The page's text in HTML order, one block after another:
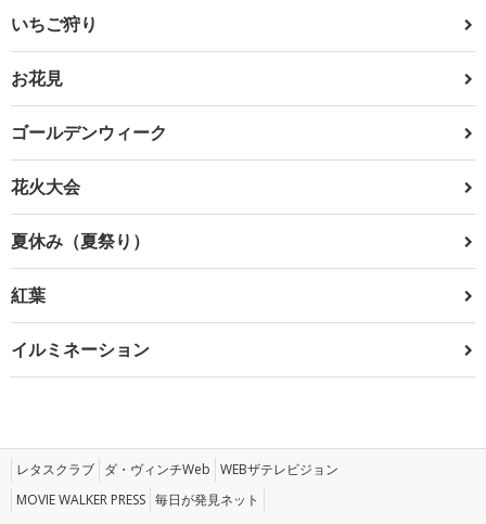
いちご狩り
お花見
ゴールデンウィーク
花火大会
夏休み（夏祭り）
紅葉
イルミネーション
レタスクラブ ダ・ヴィンチWeb WEBザテレビジョン
MOVIE WALKER PRESS 毎日が発見ネット